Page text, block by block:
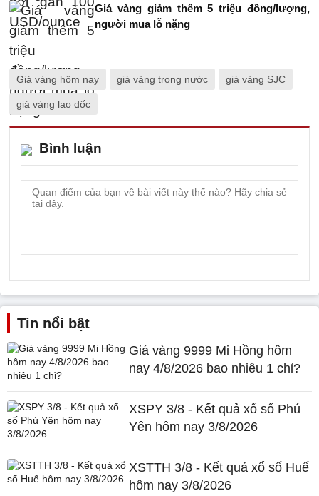
Giá vàng giảm thêm 5 triệu đồng/lượng,
người mua lỗ nặng
Giá vàng hôm nay giá vàng trong nước giá vàng SJC
giá vàng lao dốc
Bình luận
Tin nổi bật
Giá vàng 9999 Mi Hồng hôm
nay 4/8/2026 bao nhiêu 1 chỉ?
XSPY 3/8 - Kết quả xổ số Phú
Yên hôm nay 3/8/2026
XSTTH 3/8 - Kết quả xổ số Huế
hôm nay 3/8/2026